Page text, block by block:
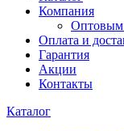
Компания
Оптовым
Оплата и
Гарантия
Акции
Контакты
Каталог